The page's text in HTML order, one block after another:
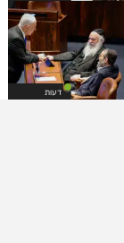
דעות